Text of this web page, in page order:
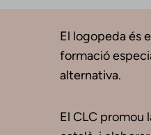
El logopeda és
formació
alternativa.
El CLC promou